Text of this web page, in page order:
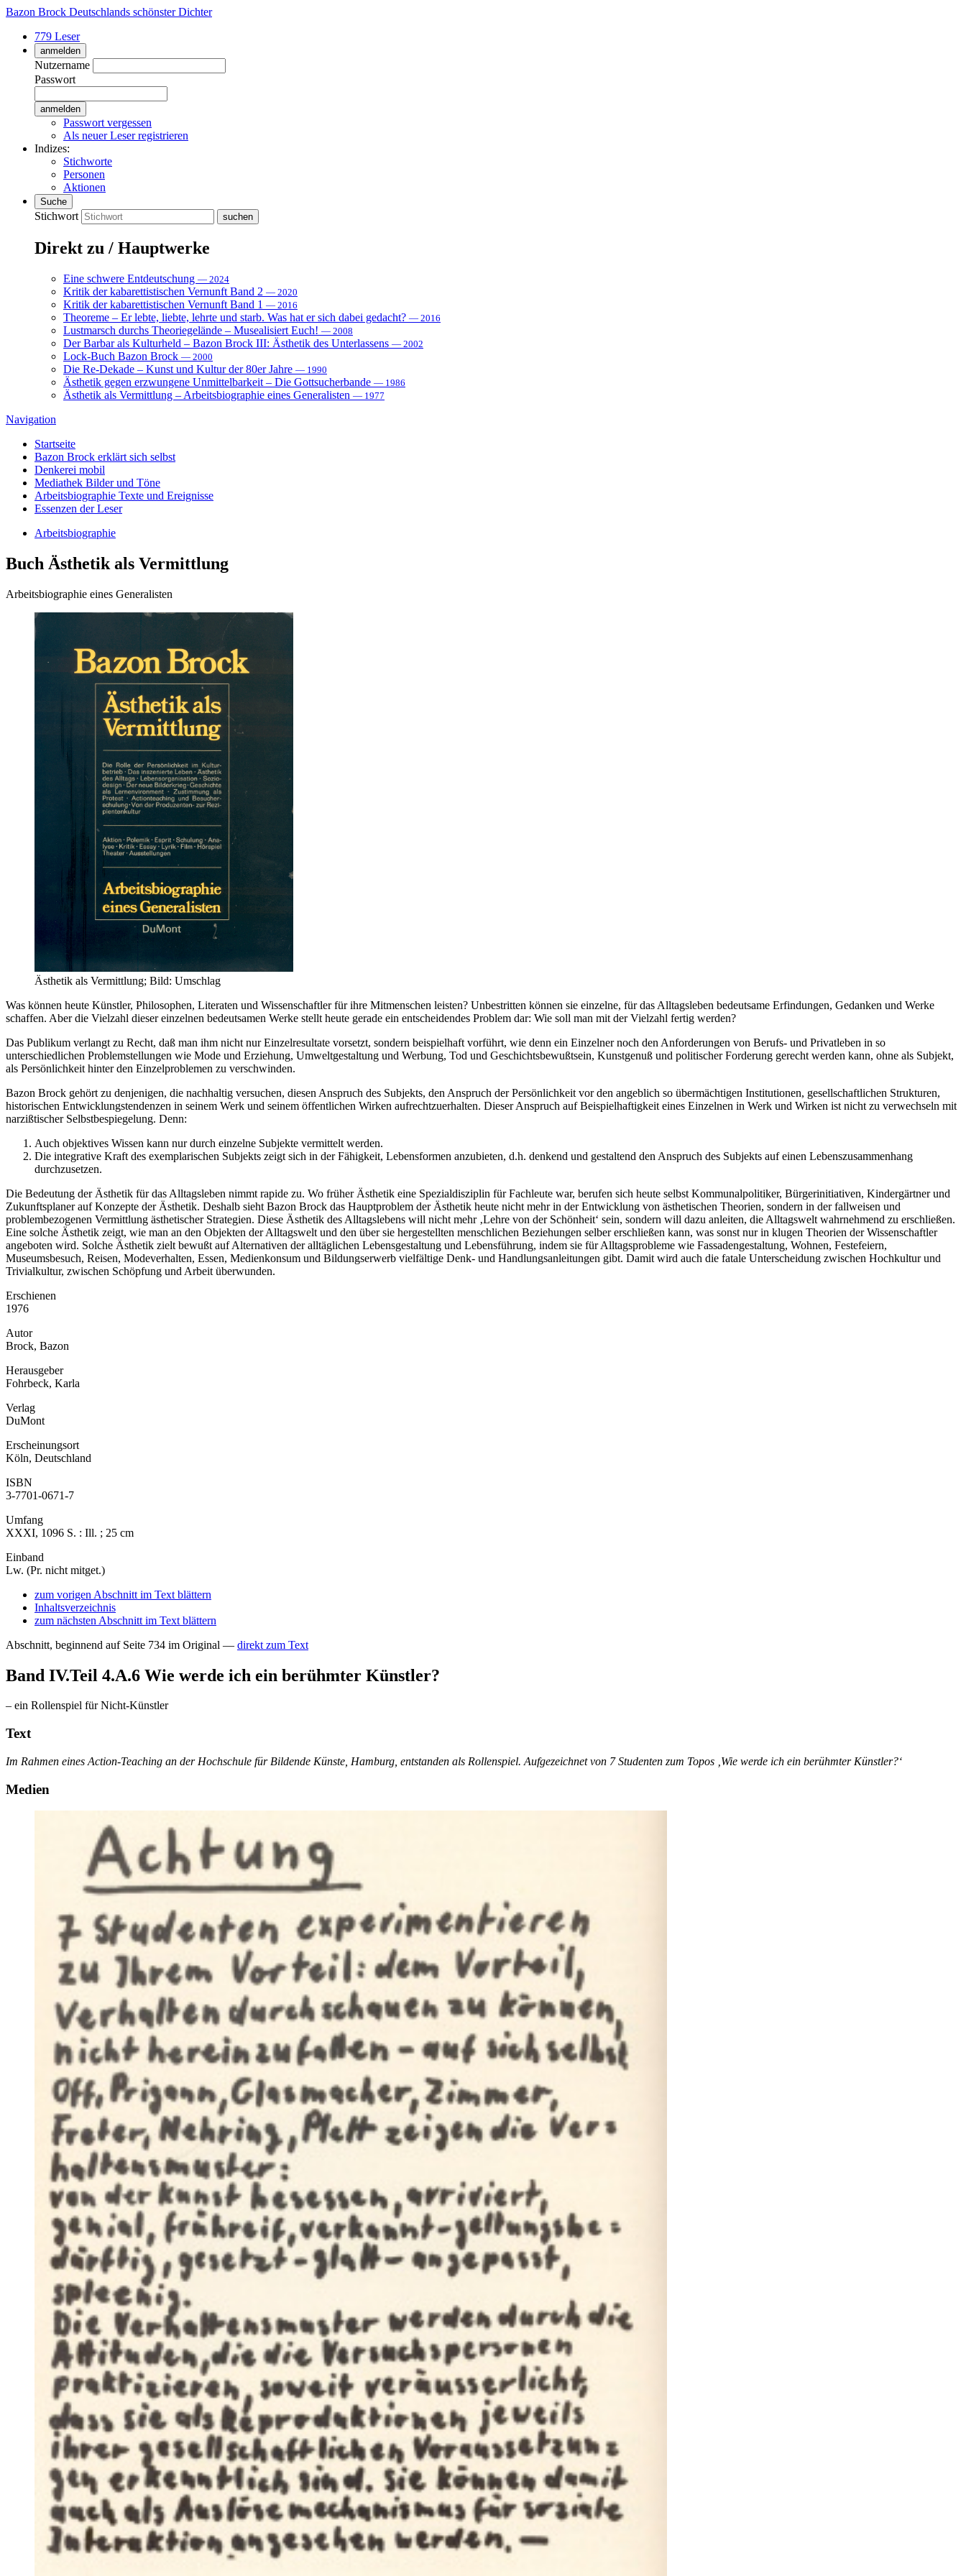
Bazon Brock Deutschlands schönster Dichter
779 Leser
anmelden
Nutzername
Passwort
Passwort vergessen
Als neuer Leser registrieren
Indizes:
Stichworte
Personen
Aktionen
Suche
Stichwort
Direkt zu / Hauptwerke
Eine schwere Entdeutschung — 2024
Kritik der kabarettistischen Vernunft Band 2 — 2020
Kritik der kabarettistischen Vernunft Band 1 — 2016
Theoreme – Er lebte, liebte, lehrte und starb. Was hat er sich dabei gedacht? — 2016
Lustmarsch durchs Theoriegelände – Musealisiert Euch! — 2008
Der Barbar als Kulturheld – Bazon Brock III: Ästhetik des Unterlassens — 2002
Lock-Buch Bazon Brock — 2000
Die Re-Dekade – Kunst und Kultur der 80er Jahre — 1990
Ästhetik gegen erzwungene Unmittelbarkeit – Die Gottsucherbande — 1986
Ästhetik als Vermittlung – Arbeitsbiographie eines Generalisten — 1977
Navigation
Startseite
Bazon Brock erklärt sich selbst
Denkerei mobil
Mediathek Bilder und Töne
Arbeitsbiographie Texte und Ereignisse
Essenzen der Leser
Arbeitsbiographie
Buch Ästhetik als Vermittlung
Arbeitsbiographie eines Generalisten
Ästhetik als Vermittlung; Bild: Umschlag
Was können heute Künstler, Philosophen, Literaten und Wissenschaftler für ihre Mitmenschen leisten? Unbestritten können sie einzelne, für das Alltagsleben bedeutsame Erfindungen, Gedanken und Werke
schaffen. Aber die Vielzahl dieser einzelnen bedeutsamen Werke stellt heute gerade ein entscheidendes Problem dar: Wie soll man mit der Vielzahl fertig werden?
Das Publikum verlangt zu Recht, daß man ihm nicht nur Einzelresultate vorsetzt, sondern beispielhaft vorführt, wie denn ein Einzelner noch den Anforderungen von Berufs- und Privatleben in so
unterschiedlichen Problemstellungen wie Mode und Erziehung, Umweltgestaltung und Werbung, Tod und Geschichtsbewußtsein, Kunstgenuß und politischer Forderung gerecht werden kann, ohne als Subjekt,
als Persönlichkeit hinter den Einzelproblemen zu verschwinden.
Bazon Brock gehört zu denjenigen, die nachhaltig versuchen, diesen Anspruch des Subjekts, den Anspruch der Persönlichkeit vor den angeblich so übermächtigen Institutionen, gesellschaftlichen Strukturen,
historischen Entwicklungstendenzen in seinem Werk und seinem öffentlichen Wirken aufrechtzuerhalten. Dieser Anspruch auf Beispielhaftigkeit eines Einzelnen in Werk und Wirken ist nicht zu verwechseln mit
narzißtischer Selbstbespiegelung. Denn:
Auch objektives Wissen kann nur durch einzelne Subjekte vermittelt werden.
Die integrative Kraft des exemplarischen Subjekts zeigt sich in der Fähigkeit, Lebensformen anzubieten, d.h. denkend und gestaltend den Anspruch des Subjekts auf einen Lebenszusammenhang
durchzusetzen.
Die Bedeutung der Ästhetik für das Alltagsleben nimmt rapide zu. Wo früher Ästhetik eine Spezialdisziplin für Fachleute war, berufen sich heute selbst Kommunalpolitiker, Bürgerinitiativen, Kindergärtner und
Zukunftsplaner auf Konzepte der Ästhetik. Deshalb sieht Bazon Brock das Hauptproblem der Ästhetik heute nicht mehr in der Entwicklung von ästhetischen Theorien, sondern in der fallweisen und
problembezogenen Vermittlung ästhetischer Strategien. Diese Ästhetik des Alltagslebens will nicht mehr ‚Lehre von der Schönheit‘ sein, sondern will dazu anleiten, die Alltagswelt wahrnehmend zu erschließen.
Eine solche Ästhetik zeigt, wie man an den Objekten der Alltagswelt und den über sie hergestellten menschlichen Beziehungen selber erschließen kann, was sonst nur in klugen Theorien der Wissenschaftler
angeboten wird. Solche Ästhetik zielt bewußt auf Alternativen der alltäglichen Lebensgestaltung und Lebensführung, indem sie für Alltagsprobleme wie Fassadengestaltung, Wohnen, Festefeiern,
Museumsbesuch, Reisen, Modeverhalten, Essen, Medienkonsum und Bildungserwerb vielfältige Denk- und Handlungsanleitungen gibt. Damit wird auch die fatale Unterscheidung zwischen Hochkultur und
Trivialkultur, zwischen Schöpfung und Arbeit überwunden.
Erschienen
1976
Autor
Brock, Bazon
Herausgeber
Fohrbeck, Karla
Verlag
DuMont
Erscheinungsort
Köln, Deutschland
ISBN
3-7701-0671-7
Umfang
XXXI, 1096 S. : Ill. ; 25 cm
Einband
Lw. (Pr. nicht mitget.)
zum vorigen Abschnitt im Text blättern
Inhaltsverzeichnis
zum nächsten Abschnitt im Text blättern
Abschnitt, beginnend auf Seite 734 im Original — direkt zum Text
Band IV.Teil 4.A.6 Wie werde ich ein berühmter Künstler?
– ein Rollenspiel für Nicht-Künstler
Text
Im Rahmen eines Action-Teaching an der Hochschule für Bildende Künste, Hamburg, entstanden als Rollenspiel. Aufgezeichnet von 7 Studenten zum Topos ‚Wie werde ich ein berühmter Künstler?‘
Medien